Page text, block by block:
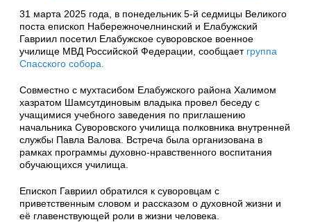
31 марта 2025 года, в понедельник 5-й седмицы Великого
поста епископ Набережночелнинский и Елабужский
Гавриил посетил Елабужское суворовское военное
училище МВД Российской Федерации, сообщает группа
Спасского собора.
Совместно с мухтасибом Елабужского района Халимом
хазратом Шамсутдиновым владыка провел беседу с
учащимися учебного заведения по приглашению
начальника Суворовского училища полковника внутренней
службы Павла Валова. Встреча была организована в
рамках программы духовно-нравственного воспитания
обучающихся училища.
Епископ Гавриил обратился к суворовцам с
приветственным словом и рассказом о духовной жизни и
её главенствующей роли в жизни человека.